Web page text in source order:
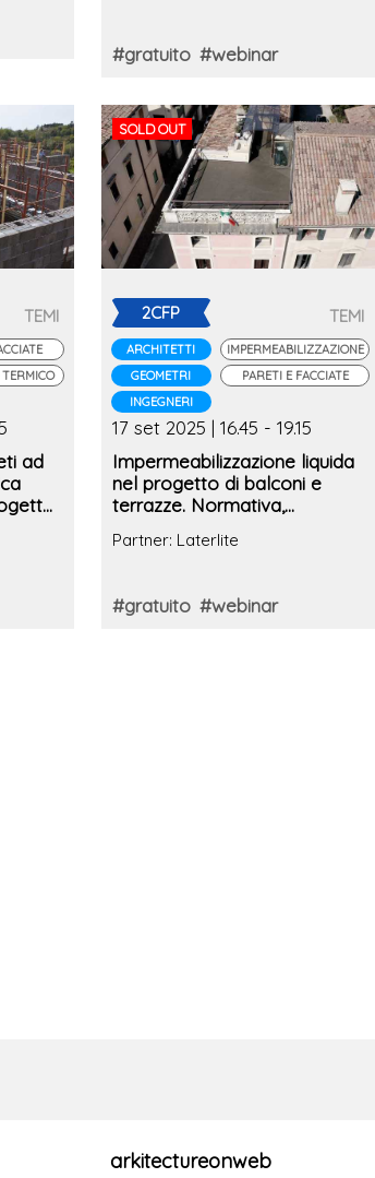
#gratuito #webinar
TEMI
ad
SOLD OUT
2CFP
ARCHITETTI
GEOMETRI
INGEGNERI
TEMI
IMPERMEABILIZZAZIONE
PARETI E FACCIATE
17 set 2025 | 16.45 - 19.15
Impermeabilizzazione liquida
nel progetto di balconi e
terrazze. Normativa,
funzionali
Partner: Laterlite
#gratuito #webinar
arkitectureonweb